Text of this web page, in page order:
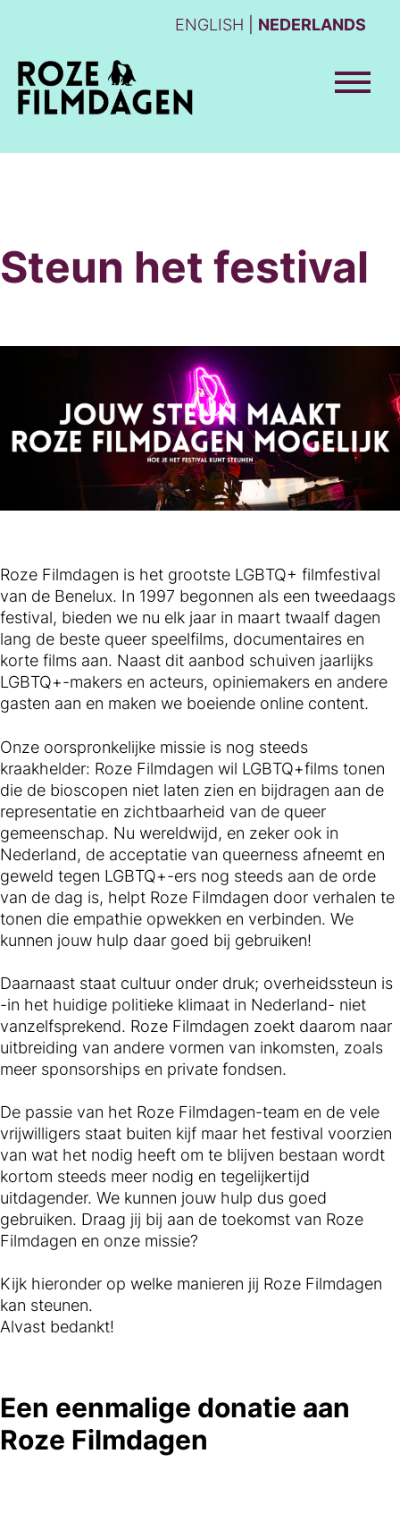
ENGLISH NEDERLANDS
Steun het festival
Roze Filmdagen is het grootste LGBTQ+ filmfestival
van de Benelux. In 1997 begonnen als een tweedaags
festival, bieden we nu elk jaar in maart twaalf dagen
lang de beste queer speelfilms, documentaires en
korte films aan. Naast dit aanbod schuiven jaarlijks
LGBTQ+-makers en acteurs, opiniemakers en andere
gasten aan en maken we boeiende online content.
Onze oorspronkelijke missie is nog steeds
kraakhelder: Roze Filmdagen wil LGBTQ+films tonen
die de bioscopen niet laten zien en bijdragen aan de
representatie en zichtbaarheid van de queer
gemeenschap. Nu wereldwijd, en zeker ook in
Nederland, de acceptatie van queerness afneemt en
geweld tegen LGBTQ+-ers nog steeds aan de orde
van de dag is, helpt Roze Filmdagen door verhalen te
tonen die empathie opwekken en verbinden. We
kunnen jouw hulp daar goed bij gebruiken!
Daarnaast staat cultuur onder druk; overheidssteun is
-in het huidige politieke klimaat in Nederland- niet
vanzelfsprekend. Roze Filmdagen zoekt daarom naar
uitbreiding van andere vormen van inkomsten, zoals
meer sponsorships en private fondsen.
De passie van het Roze Filmdagen-team en de vele
vrijwilligers staat buiten kijf maar het festival voorzien
van wat het nodig heeft om te blijven bestaan wordt
kortom steeds meer nodig en tegelijkertijd
uitdagender. We kunnen jouw hulp dus goed
gebruiken. Draag jij bij aan de toekomst van Roze
Filmdagen en onze missie?
Kijk hieronder op welke manieren jij Roze Filmdagen
kan steunen.
Alvast bedankt!
Een eenmalige donatie aan
Roze Filmdagen